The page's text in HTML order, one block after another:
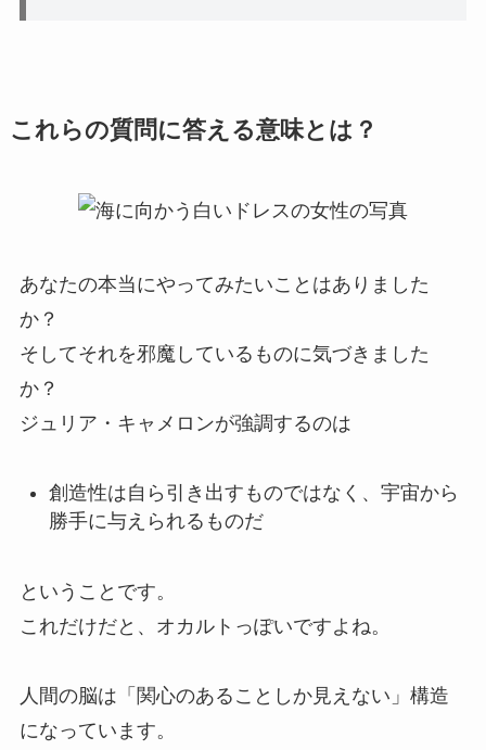
これらの質問に答える意味とは？
あなたの本当にやってみたいことはありました
か？
そしてそれを邪魔しているものに気づきました
か？
ジュリア・キャメロンが強調するのは
創造性は自ら引き出すものではなく、宇宙から
勝手に与えられるものだ
ということです。
これだけだと、オカルトっぽいですよね。
人間の脳は「関心のあることしか見えない」構造
になっています。